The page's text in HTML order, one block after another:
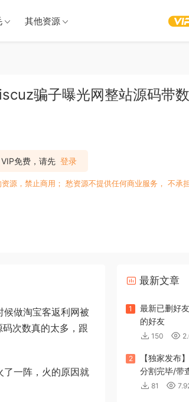
其他资源
骗子曝光网整站源码带
免费，请先 登录
源，禁止商用； 愁资源不提供任何商业服务， 不承
做淘宝客返利网被
次数真的太多，跟
了一阵，火的原因就
最新文章
1
最新已删好
的好友
150
2
【独家发布
分割完毕/带
81